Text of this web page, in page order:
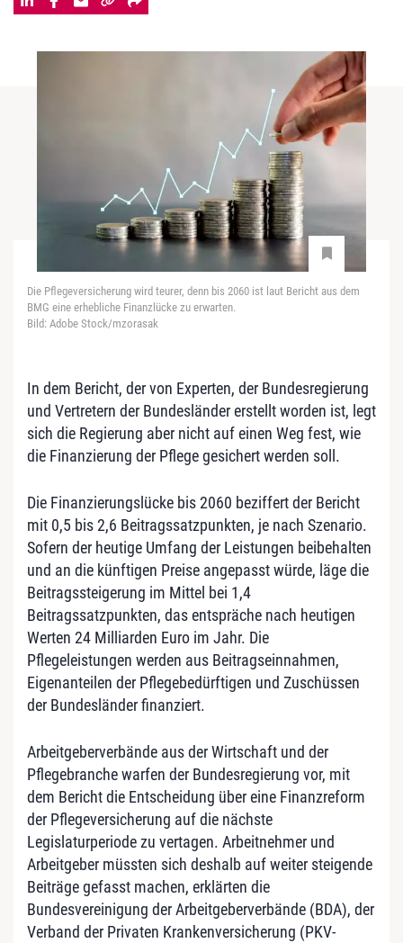
Die Pflegeversicherung wird teurer, denn bis 2060 ist laut Bericht aus dem
BMG eine erhebliche Finanzlücke zu erwarten.
Bild: Adobe Stock/mzorasak
In dem Bericht, der von Experten, der Bundesregierung
und Vertretern der Bundesländer erstellt worden ist, legt
sich die Regierung aber nicht auf einen Weg fest, wie
die Finanzierung der Pflege gesichert werden soll.
Die Finanzierungslücke bis 2060 beziffert der Bericht
mit 0,5 bis 2,6 Beitragssatzpunkten, je nach Szenario.
Sofern der heutige Umfang der Leistungen beibehalten
und an die künftigen Preise angepasst würde, läge die
Beitragssteigerung im Mittel bei 1,4
Beitragssatzpunkten, das entspräche nach heutigen
Werten 24 Milliarden Euro im Jahr. Die
Pflegeleistungen werden aus Beitragseinnahmen,
Eigenanteilen der Pflegebedürftigen und Zuschüssen
der Bundesländer finanziert.
Arbeitgeberverbände aus der Wirtschaft und der
Pflegebranche warfen der Bundesregierung vor, mit
dem Bericht die Entscheidung über eine Finanzreform
der Pflegeversicherung auf die nächste
Legislaturperiode zu vertagen. Arbeitnehmer und
Arbeitgeber müssten sich deshalb auf weiter steigende
Beiträge gefasst machen, erklärten die
Bundesvereinigung der Arbeitgeberverbände (BDA), der
Verband der Privaten Krankenversicherung (PKV-